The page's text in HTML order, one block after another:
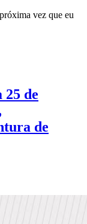
vez que eu
25 de
de